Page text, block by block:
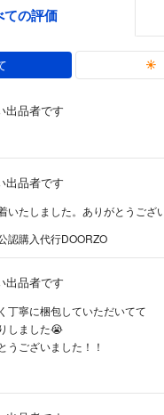
ての評価
出品者です
出品者です
いたしました。ありがとうござ
認購入代行DOORZO
出品者です
丁寧に梱包していただいてて
しました😭
うございました！！